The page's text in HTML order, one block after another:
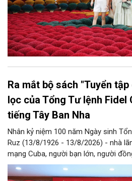
Ra mắt bộ sách "Tuyển
lọc của Tổng Tư lệnh Fidel
tiếng Tây Ban Nha
Nhân kỷ niệm 100 năm Ngày sinh
Ruz (13/8/1926 - 13/8/2026) - nhà
mạng Cuba, người bạn lớn, người
Đảng, Nhà nước và nhân dân Việt
Nhà xuất bản Chính trị quốc gia Sự